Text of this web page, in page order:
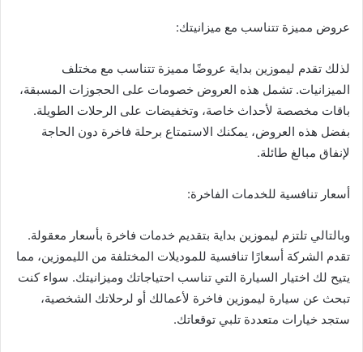
عروض مميزة تتناسب مع ميزانيتك:
لذلك تقدم ليموزين بداية عروضًا مميزة تتناسب مع مختلف
الميزانيات. تشمل هذه العروض خصومات على الحجوزات المسبقة،
باقات مخصصة لأحداث خاصة، وتخفيضات على الرحلات الطويلة.
بفضل هذه العروض، يمكنك الاستمتاع برحلة فاخرة دون الحاجة
لإنفاق مبالغ طائلة.
أسعار تنافسية للخدمات الفاخرة:
وبالتالي تلتزم ليموزين بداية بتقديم خدمات فاخرة بأسعار معقولة.
تقدم الشركة أسعارًا تنافسية للموديلات المختلفة من الليموزين، مما
يتيح لك اختيار السيارة التي تناسب احتياجاتك وميزانيتك. سواء كنت
تبحث عن سيارة ليموزين فاخرة لأعمالك أو لرحلاتك الشخصية،
ستجد خيارات متعددة تلبي توقعاتك.